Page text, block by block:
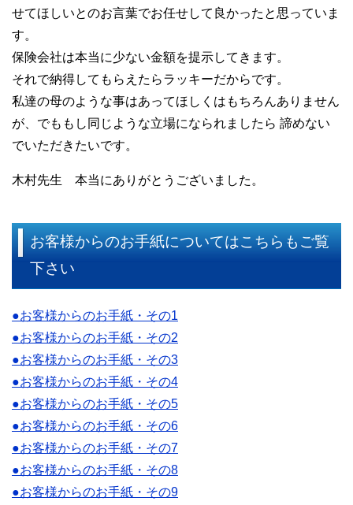
せてほしいとのお言葉でお任せして良かったと思っていま
す。
保険会社は本当に少ない金額を提示してきます。
それで納得してもらえたらラッキーだからです。
私達の母のような事はあってほしくはもちろんありません
が、でももし同じような立場になられましたら 諦めない
でいただきたいです。
木村先生 本当にありがとうございました。
お客様からのお手紙についてはこちらもご覧
下さい
●お客様からのお手紙・その1
●お客様からのお手紙・その2
●お客様からのお手紙・その3
●お客様からのお手紙・その4
●お客様からのお手紙・その5
●お客様からのお手紙・その6
●お客様からのお手紙・その7
●お客様からのお手紙・その8
●お客様からのお手紙・その9